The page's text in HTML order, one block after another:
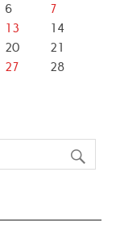
6
7
13
14
20
21
27
28